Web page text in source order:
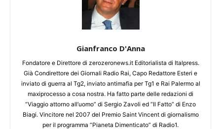
Gianfranco D'Anna
Fondatore e Direttore di zerozeronews.it Editorialista di Italpress.
Già Condirettore dei Giornali Radio Rai, Capo Redattore Esteri e
inviato di guerra al Tg2, inviato antimafia per Tg1 e Rai Palermo al
maxiprocesso a cosa nostra. Ha fatto parte delle redazioni di
“Viaggio attorno all’uomo” di Sergio Zavoli ed “Il Fatto” di Enzo
Biagi. Vincitore nel 2007 del Premio Saint Vincent di giornalismo
per il programma “Pianeta Dimenticato” di Radio1.